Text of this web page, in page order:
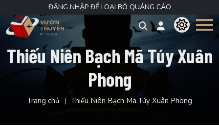
ĐĂNG NHẬP ĐỂ LOẠI BỎ QUẢNG CÁO
Thiếu Niên Bạch Mã Túy Xuân
Phong
Trang chủ Thiếu Niên Bạch Mã Túy Xuân Phong